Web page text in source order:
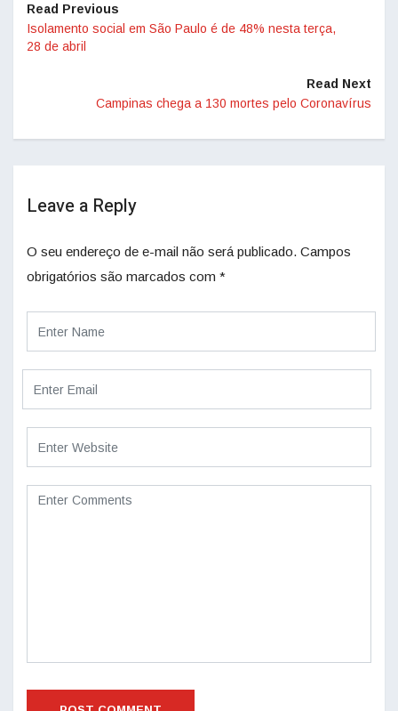
Read Previous
Isolamento social em São Paulo é de 48% nesta terça,
28 de abril
Read Next
Campinas chega a 130 mortes pelo Coronavírus
Leave a Reply
O seu endereço de e-mail não será publicado. Campos
obrigatórios são marcados com *